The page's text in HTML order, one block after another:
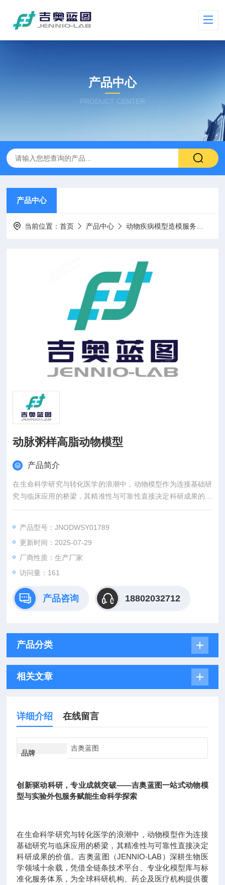
产品中心
PRODUCT CENTER
产品中心
当前位置：首页 产品中心 动物疾病模型造模服务
动脉粥样高脂动物模型
产品简介
在生命科学研究与转化医学的浪潮中，动物模型作为连接基础研
究与临床应用的桥梁，其精准性与可靠性直接决定科研成果的价
值。吉奥蓝图（JENNIO-LAB）深耕生物医学领域十余载，凭借
机构、药企及医疗机构提供覆盖动物模型构建、药效评价、数据
分析与成果转化的一站式解决方案，助力客户突破科研瓶颈，加
速创新成果落地。
产品型号：JNODWSY01789
更新时间：2025-07-29
厂商性质：生产厂家
访问量：161
产品咨询 18802032712
产品分类
相关文章
详细介绍 在线留言
品牌
吉奥蓝图
创新驱动科研，专业成就突破——吉奥蓝图一站式动物模
型与实验外包服务赋能生命科学探索
在生命科学研究与转化医学的浪潮中，动物模型作为连接
基础研究与临床应用的桥梁，其精准性与可靠性直接决定
科研成果的价值。吉奥蓝图（JENNIO-LAB）深耕生物医
学领域十余载，凭借全链条技术平台、专业化模型库与标
准化服务体系，为全球科研机构、药企及医疗机构提供覆